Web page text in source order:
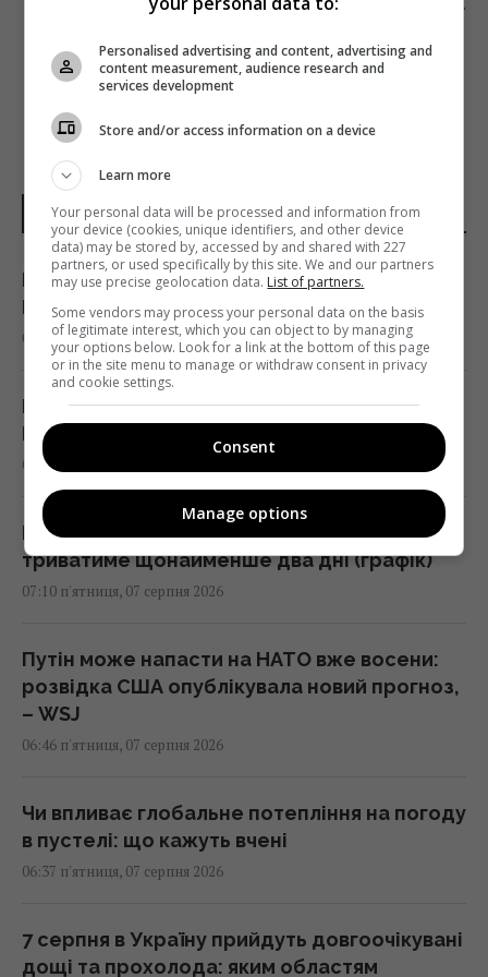
ЩО НАБИРАЄ АКТОРІВ ДЛЯ ЗНІМАННЯ У
НОВИНИ УКРАЇНИ І СВІТУ
Гороскоп на 7 серпня за картами Таро:
Водоліям - вибір, Близнюкам - прискорення
07:20 п'ятниця, 07 серпня 2026
Гороскоп на 7 серпня: Овнам – стосунки,
Рибам – джерело сили
07:10 п'ятниця, 07 серпня 2026
Магнітна буря наближається: шторм
триватиме щонайменше два дні (графік)
07:10 п'ятниця, 07 серпня 2026
Путін може напасти на НАТО вже восени:
розвідка США опублікувала новий прогноз,
– WSJ
06:46 п'ятниця, 07 серпня 2026
Чи впливає глобальне потепління на погоду
в пустелі: що кажуть вчені
06:37 п'ятниця, 07 серпня 2026
7 серпня в Україну прийдуть довгоочікувані
дощі та прохолода: яким областям
Personalised advertising and content, advertising and
content measurement, audience research and
services development
Store and/or access information on a device
Learn more
Your personal data will be processed and information from
your device (cookies, unique identifiers, and other device
data) may be stored by, accessed by and shared with 227
partners, or used specifically by this site. We and our partners
may use precise geolocation data. List of partners.
Some vendors may process your personal data on the basis
of legitimate interest, which you can object to by managing
your options below. Look for a link at the bottom of this page
or in the site menu to manage or withdraw consent in privacy
and cookie settings.
Consent
Manage options